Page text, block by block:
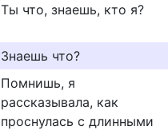
Ты что, знаешь, кто я?
Знаешь что?
Помнишь, я
рассказывала, как
проснулась с длинными